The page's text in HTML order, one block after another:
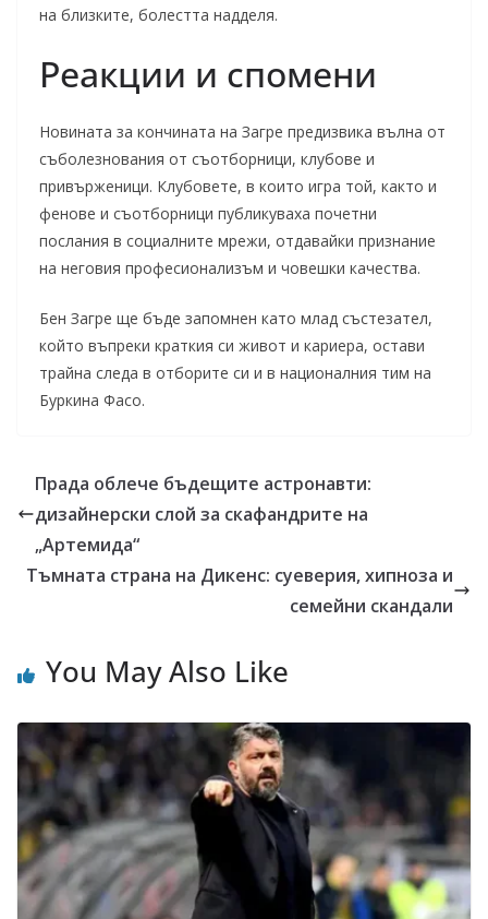
на близките, болестта надделя.
Реакции и спомени
Новината за кончината на Загре предизвика вълна от
съболезнования от съотборници, клубове и
привърженици. Клубовете, в които игра той, както и
фенове и съотборници публикуваха почетни
послания в социалните мрежи, отдавайки признание
на неговия професионализъм и човешки качества.
Бен Загре ще бъде запомнен като млад състезател,
който въпреки краткия си живот и кариера, остави
трайна следа в отборите си и в националния тим на
Буркина Фасо.
Прада облече бъдещите астронавти:
дизайнерски слой за скафандрите на
„Артемида“
Тъмната страна на Дикенс: суеверия, хипноза и
семейни скандали
You May Also Like